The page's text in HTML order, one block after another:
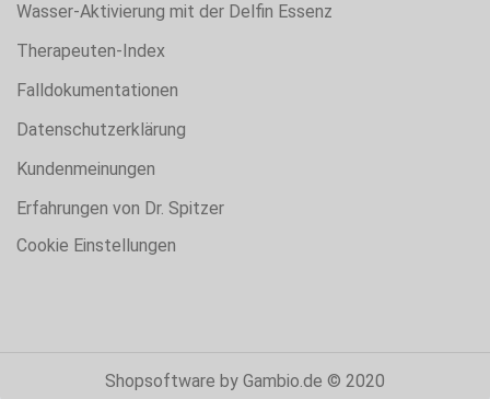
Wasser-Aktivierung mit der Delfin Essenz
Therapeuten-Index
Falldokumentationen
Datenschutzerklärung
Kundenmeinungen
Erfahrungen von Dr. Spitzer
Cookie Einstellungen
Shopsoftware by Gambio.de © 2020